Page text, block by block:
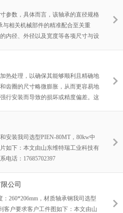
落现象，绝缘电阻值仍维持在50MΩ
参数，具体而言，该轴承的直径规格
与相关机械部件的精准配合至关重
内径、外径以及宽度等各项尺寸与设
的操作流程，避免因安装不当而导致
最优标准。
热处理，以确保其能够顺利且精确地
齿圈的尺寸略微膨胀，从而更容易地
行安装而导致的损坏或精度偏差。这
安装我司选型PIEN-80MT，80kw中
如下：本文由山东维特瑞工业科技有
电话：17685702397
公司
260*206mm，材质轴承钢我司选型
客户要求客户工件图如下：本文由山